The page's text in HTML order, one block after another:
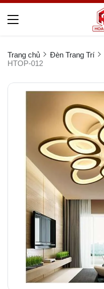
Trang chủ Đèn Trang Trí
HTOP-012